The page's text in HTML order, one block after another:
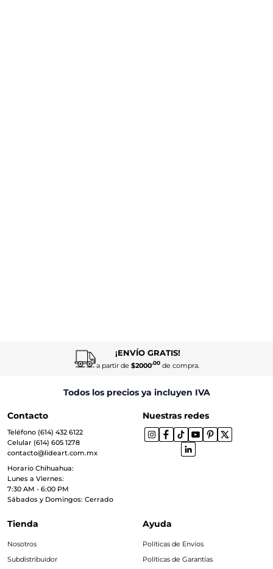
¡ENVÍO GRATIS!
a partir de $2000.00de compra.
Todos los precios ya incluyen IVA
Contacto
Teléfono (614) 432 6122
Celular (614) 605 1278
contacto@lideart.com.mx
Horario Chihuahua:
Lunes a Viernes:
7:30 AM - 6:00 PM
Sábados y Domingos: Cerrado
Nuestras redes
Tienda
Nosotros
Subdistribuidor
Ayuda
Políticas de Envíos
Políticas de Garantías